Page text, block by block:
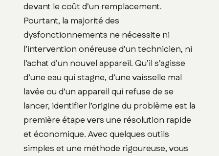
devant le coût d’un remplacement.
Pourtant, la majorité des
dysfonctionnements ne nécessite ni
l’intervention onéreuse d’un technicien, ni
l’achat d’un nouvel appareil. Qu’il s’agisse
d’une eau qui stagne, d’une vaisselle mal
lavée ou d’un appareil qui refuse de se
lancer, identifier l’origine du problème est la
première étape vers une résolution rapide
et économique. Avec quelques outils
simples et une méthode rigoureuse, vous